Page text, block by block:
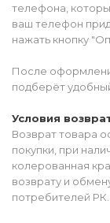
телефона,
ваш телефон
нажать кнопку
После
подберёт
Условия
Возврат товара
покупки, при
колерованная
возврату и
потребителей РК.